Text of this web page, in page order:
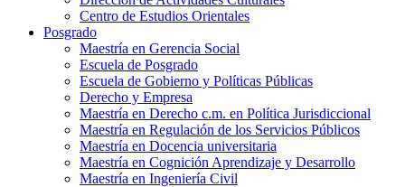
Centro de Estudios Orientales
Posgrado
Maestría en Gerencia Social
Escuela de Posgrado
Escuela de Gobierno y Políticas Públicas
Derecho y Empresa
Maestría en Derecho c.m. en Política Jurisdiccional
Maestría en Regulación de los Servicios Públicos
Maestría en Docencia universitaria
Maestría en Cognición Aprendizaje y Desarrollo
Maestría en Ingeniería Civil